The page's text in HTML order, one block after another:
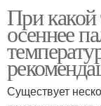
При какой
осеннее
Существует